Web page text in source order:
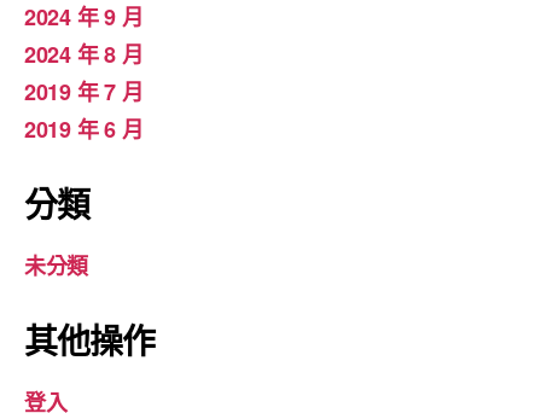
2024 年 9 月
2024 年 8 月
2019 年 7 月
2019 年 6 月
分類
未分類
其他操作
登入